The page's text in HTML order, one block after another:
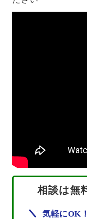
相談は無
気軽にOK！